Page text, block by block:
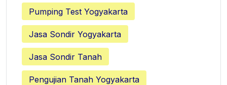
Pumping Test Yogyakarta
Jasa Sondir Yogyakarta
Jasa Sondir Tanah
Pengujian Tanah Yogyakarta